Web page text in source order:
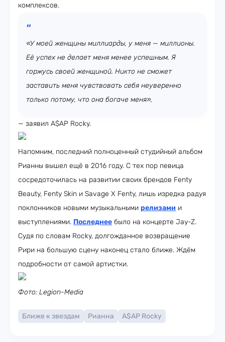
комплексов.
«У моей женщины миллиарды, у меня — миллионы.
Её успех не делает меня менее успешным. Я
горжусь своей женщиной. Никто не сможет
заставить меня чувствовать себя неуверенно
только потому, что она богаче меня»,
— заявил A$AP Rocky.
Напомним, последний полноценный студийный альбом
Рианны вышел ещё в 2016 году. С тех пор певица
сосредоточилась на развитии своих брендов Fenty
Beauty, Fenty Skin и Savage X Fenty, лишь изредка радуя
поклонников новыми музыкальными релизами и
выступлениями. Последнее было на концерте Jay-Z.
Судя по словам Rocky, долгожданное возвращение
Рири на большую сцену наконец стало ближе. Ждём
подробности от самой артистки.
Фото: Legion-Media
Ближе к звездам Рианна A$AP Rocky